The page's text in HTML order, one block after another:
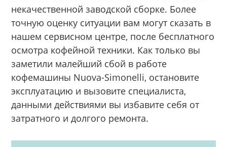
некачественной заводской сборке. Более
точную оценку ситуации вам могут сказать в
нашем сервисном центре, после бесплатного
осмотра кофейной техники. Как только вы
заметили малейший сбой в работе
кофемашины Nuova-Simonelli, остановите
эксплуатацию и вызовите специалиста,
данными действиями вы избавите себя от
затратного и долгого ремонта.